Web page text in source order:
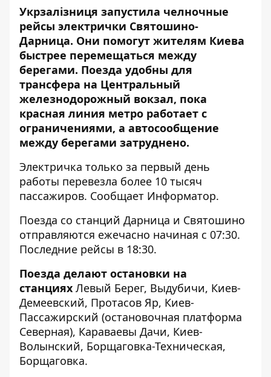
Укрзалізниця запустила челночные
рейсы электрички Святошино-
Дарница. Они помогут жителям Киева
быстрее перемещаться между
берегами. Поезда удобны для
трансфера на Центральный
железнодорожный вокзал, пока
красная линия метро работает с
ограничениями, а автосообщение
между берегами затруднено.
Электричка только за первый день
работы перевезла более 10 тысяч
пассажиров. Сообщает Информатор.
Поезда со станций Дарница и Святошино
отправляются ежечасно начиная с 07:30.
Последние рейсы в 18:30.
Поезда делают остановки на
станциях Левый Берег, Выдубичи, Киев-
Демеевский, Протасов Яр, Киев-
Пассажирский (остановочная платформа
Северная), Караваевы Дачи, Киев-
Волынский, Борщаговка-Техническая,
Борщаговка.